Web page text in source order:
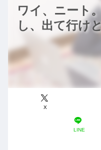
ワイ、ニート
し、出て行け
X
LINE